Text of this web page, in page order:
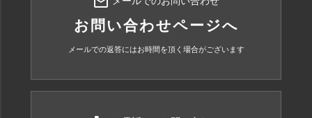
お問い合わせページへ
メールでの返答にはお時間を頂く場合がございます